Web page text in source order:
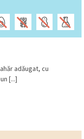
adăugat, cu
[...]